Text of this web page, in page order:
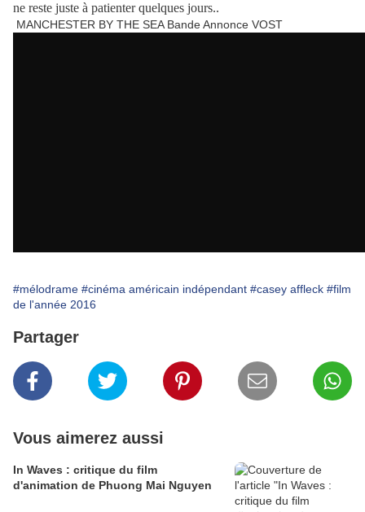
ne reste juste à patienter quelques jours..
MANCHESTER BY THE SEA Bande Annonce VOST
#mélodrame #cinéma américain indépendant #casey affleck #film
de l'année 2016
Partager
Vous aimerez aussi
In Waves : critique du film
d'animation de Phuong Mai Nguyen